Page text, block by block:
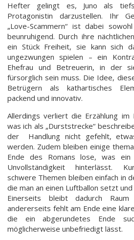
Hefter gelingt es, Juno als
Protagonistin darzustellen. Ihr
„Love-Scammern“ ist dabei
beunruhigend. Durch ihre
ein Stück Freiheit, sie kann sich
ungezwungen spielen – ein
Ehefrau und Betreuerin, in der
fürsorglich sein muss. Die Idee,
Betrügern als kathartisches
packend und innovativ.
Allerdings verliert die Erzählung im
was ich als „Durststrecke“
der Handlung nicht gefehlt,
werden. Zudem bleiben einige
Ende des Romans lose, was
Unvollständigkeit hinterlässt.
schwere Themen bleiben einfach in
die man an einen Luftballon setzt
Einerseits bleibt dadurch
andererseits fehlt am Ende eine
die ein abgerundetes Ende
möglicherweise unbefriedigt lässt.